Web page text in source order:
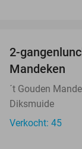
2-
Mandeken
´t Gouden
Diksmuide
Verkocht: 45